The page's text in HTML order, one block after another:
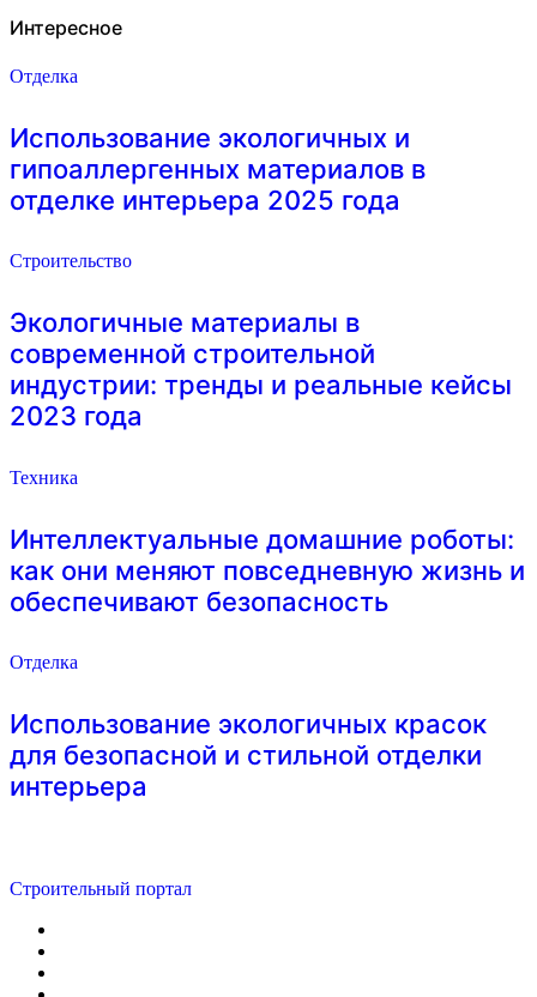
Интересное
Отделка
Использование экологичных и
гипоаллергенных материалов в
отделке интерьера 2025 года
Строительство
Экологичные материалы в
современной строительной
индустрии: тренды и реальные кейсы
2023 года
Техника
Интеллектуальные домашние роботы:
как они меняют повседневную жизнь и
обеспечивают безопасность
Отделка
Использование экологичных красок
для безопасной и стильной отделки
интерьера
Строительный портал